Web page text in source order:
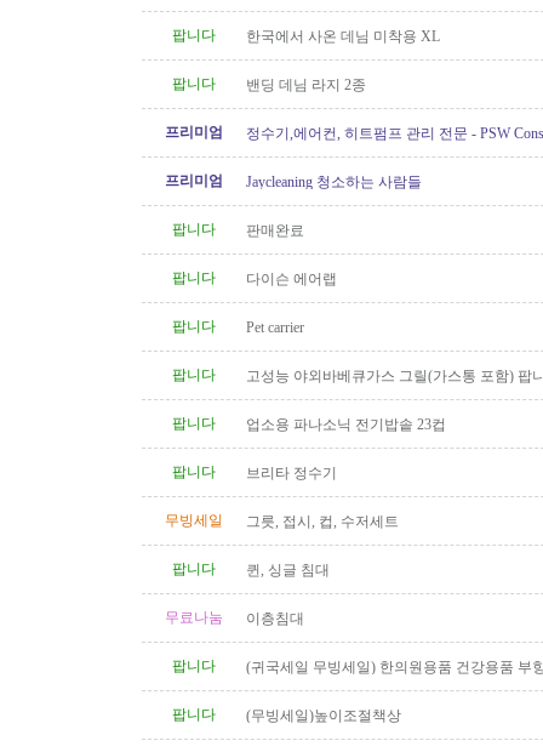
팝니다 한국에서 사온 데님 미착용 XL
팝니다 밴딩 데님 라지 2종
프리미엄 정수기,에어컨, 히트펌프 관리 전문 - PSW
프리미엄 Jaycleaning 청소하는 사람들
팝니다 판매완료
팝니다 다이슨 에어랩
팝니다 Pet carrier
팝니다 고성능 야외바베큐가스 그릴(가스통 포함) 팝
팝니다 업소용 파나소닉 전기밥솥 23컵
팝니다 브리타 정수기
무빙세일 그릇, 접시, 컵, 수저세트
팝니다 퀸, 싱글 침대
무료나눔 이층침대
팝니다
(귀국세일 무빙세일) 한의원용품 건강용품 부
팝니다
(무빙세일)높이조절책상